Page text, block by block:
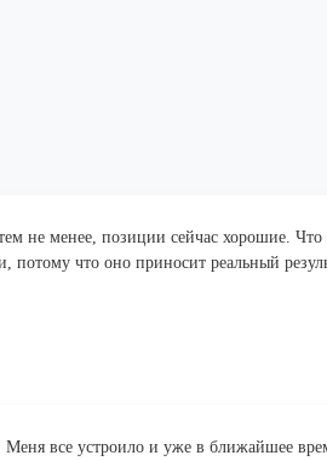
не менее, позиции сейчас хорошие.
потому что оно приносит реальный
все устроило и уже в ближайшее